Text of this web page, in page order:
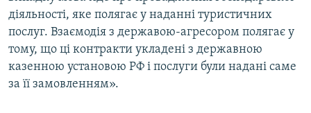
діяльності, яке полягає у наданні туристичних
послуг. Взаємодія з державою-агресором полягає у
тому, що ці контракти укладені з державною
казенною установою РФ і послуги були надані саме
за її замовленням».